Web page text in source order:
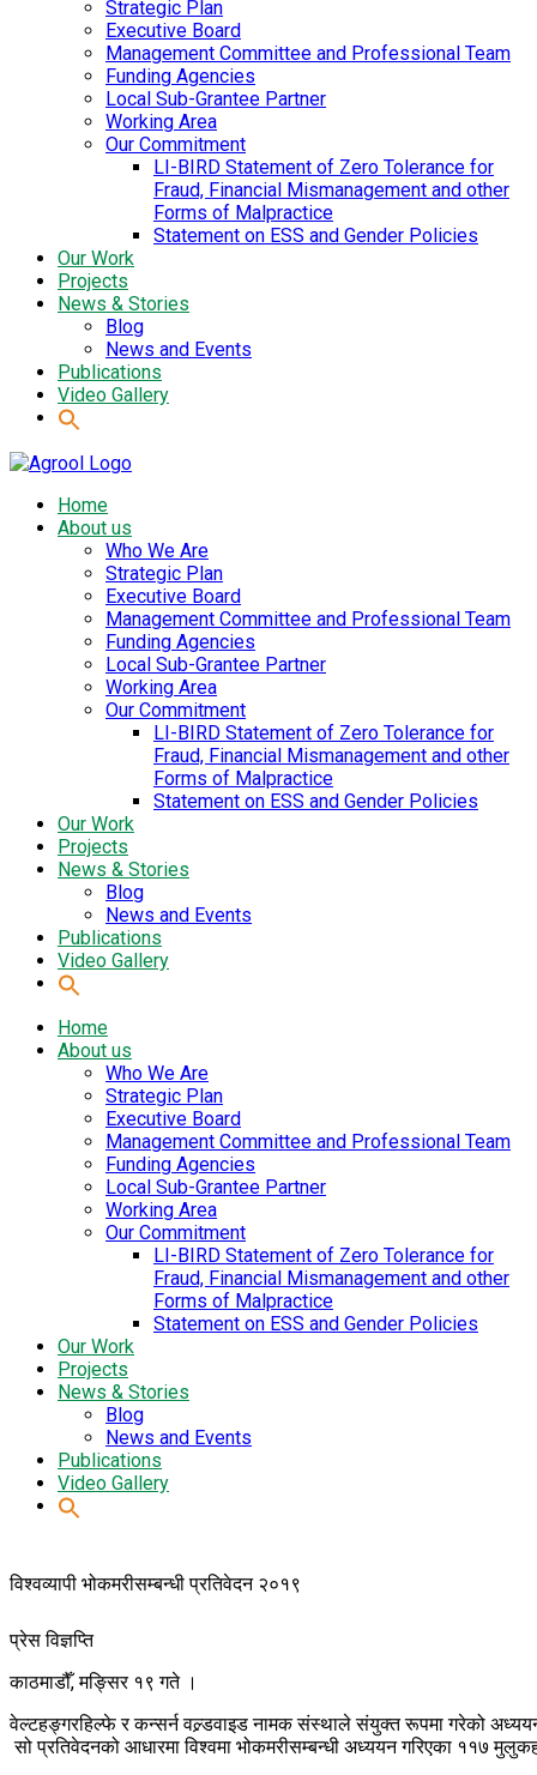
Strategic Plan
Executive Board
Management Committee and Professional Team
Funding Agencies
Local Sub-Grantee Partner
Working Area
Our Commitment
LI-BIRD Statement of Zero Tolerance for
Fraud, Financial Mismanagement and other
Forms of Malpractice
Statement on ESS and Gender Policies
Our Work
Projects
News & Stories
Blog
News and Events
Publications
Video Gallery
Home
About us
Who We Are
Strategic Plan
Executive Board
Management Committee and Professional Team
Funding Agencies
Local Sub-Grantee Partner
Working Area
Our Commitment
LI-BIRD Statement of Zero Tolerance for
Fraud, Financial Mismanagement and other
Forms of Malpractice
Statement on ESS and Gender Policies
Our Work
Projects
News & Stories
Blog
News and Events
Publications
Video Gallery
Home
About us
Who We Are
Strategic Plan
Executive Board
Management Committee and Professional Team
Funding Agencies
Local Sub-Grantee Partner
Working Area
Our Commitment
LI-BIRD Statement of Zero Tolerance for
Fraud, Financial Mismanagement and other
Forms of Malpractice
Statement on ESS and Gender Policies
Our Work
Projects
News & Stories
Blog
News and Events
Publications
Video Gallery
विश्वव्यापी भोकमरीसम्बन्धी प्रतिवेदन २०१९
प्रेस विज्ञप्ति
काठमाडौँ, मङ्सिर १९ गते ।
वेल्टहङ्गरहिल्फे र कन्सर्न वल्र्डवाइड नामक संस्थाले संयुक्त रूपमा गरेको
सो प्रतिवेदनको आधारमा विश्वमा भोकमरीसम्बन्धी अध्ययन गरिएका ११७